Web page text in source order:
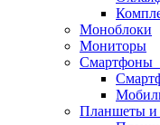
Моноблоки
Мониторы
Смартфоны
Планшеты и